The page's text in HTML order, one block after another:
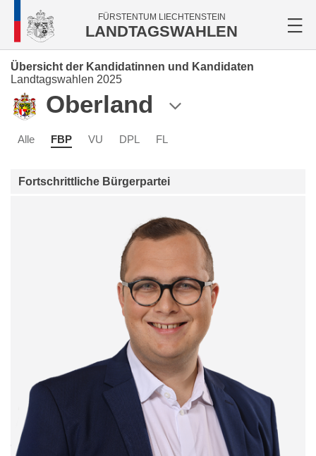
FÜRSTENTUM LIECHTENSTEIN
LANDTAGSWAHLEN
Übersicht der Kandidatinnen und Kandidaten
Landtagswahlen 2025
Oberland
Alle FBP VU DPL FL
Fortschrittliche Bürgerpartei